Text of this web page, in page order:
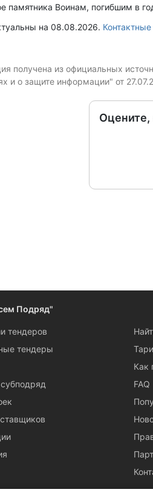
памятника Воинам, погибшим в
на 08.08.2026.
получена из официальных
и о защите информации" от
Оцените,
Подряд"
тендеров
тендеры
Как
FAQ